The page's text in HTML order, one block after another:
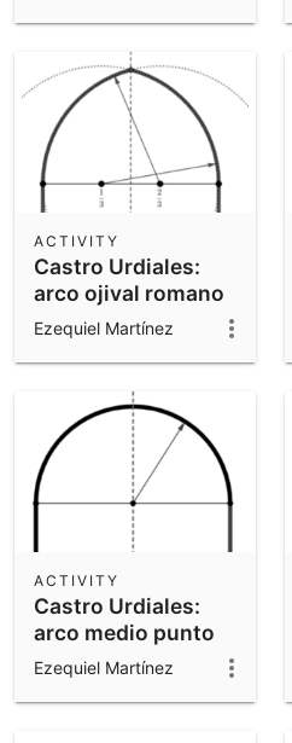
Castro Urdiales:
arco ojival romano
ACTIVITY
Ezequiel Martínez
Castro Urdiales:
arco medio punto
ACTIVITY
Ezequiel Martínez